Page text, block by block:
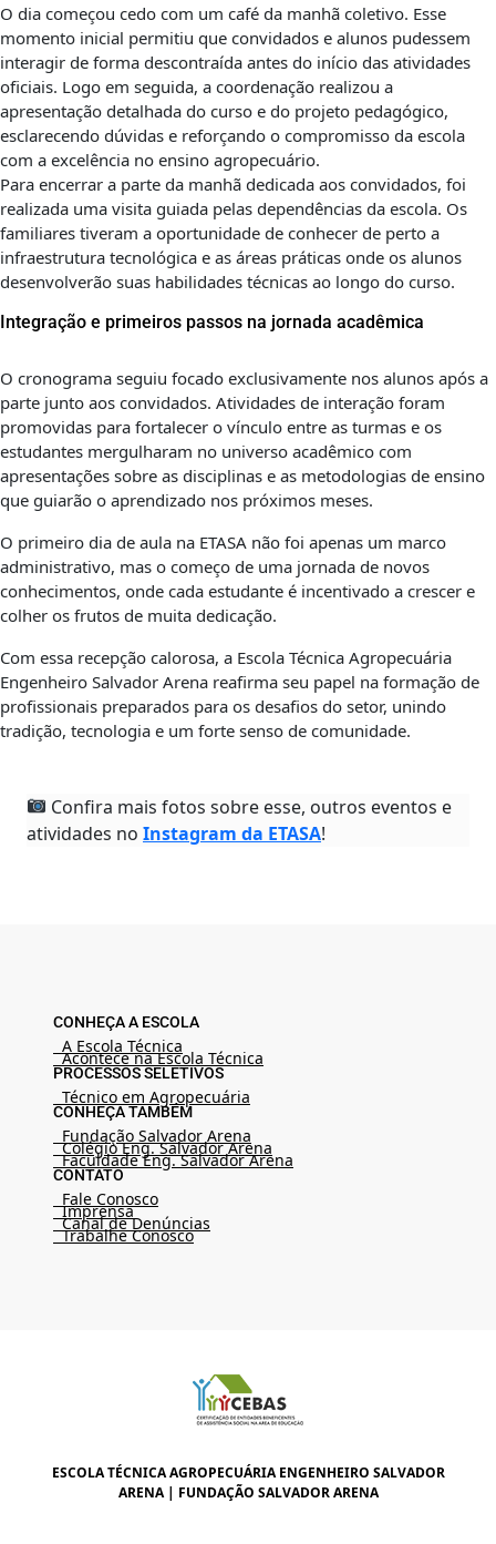
O dia começou cedo com um café da manhã coletivo. Esse
momento inicial permitiu que convidados e alunos pudessem
interagir de forma descontraída antes do início das atividades
oficiais. Logo em seguida, a coordenação realizou a
apresentação detalhada do curso e do projeto pedagógico,
esclarecendo dúvidas e reforçando o compromisso da escola
com a excelência no ensino agropecuário.
Para encerrar a parte da manhã dedicada aos convidados, foi
realizada uma visita guiada pelas dependências da escola. Os
familiares tiveram a oportunidade de conhecer de perto a
infraestrutura tecnológica e as áreas práticas onde os alunos
desenvolverão suas habilidades técnicas ao longo do curso.
Integração e primeiros passos na jornada acadêmica
O cronograma seguiu focado exclusivamente nos alunos após a
parte junto aos convidados. Atividades de interação foram
promovidas para fortalecer o vínculo entre as turmas e os
estudantes mergulharam no universo acadêmico com
apresentações sobre as disciplinas e as metodologias de ensino
que guiarão o aprendizado nos próximos meses.
O primeiro dia de aula na ETASA não foi apenas um marco
administrativo, mas o começo de uma jornada de novos
conhecimentos, onde cada estudante é incentivado a crescer e
colher os frutos de muita dedicação.
Com essa recepção calorosa, a Escola Técnica Agropecuária
Engenheiro Salvador Arena reafirma seu papel na formação de
profissionais preparados para os desafios do setor, unindo
tradição, tecnologia e um forte senso de comunidade.
Confira mais fotos sobre esse, outros eventos e
atividades no Instagram da ETASA!
CONHEÇA A ESCOLA
A Escola Técnica
Acontece na Escola Técnica
PROCESSOS SELETIVOS
Técnico em Agropecuária
CONHEÇA TAMBÉM
Fundação Salvador Arena
Colégio Eng. Salvador Arena
Faculdade Eng. Salvador Arena
CONTATO
Fale Conosco
Imprensa
Canal de Denúncias
Trabalhe Conosco
ESCOLA TÉCNICA AGROPECUÁRIA ENGENHEIRO SALVADOR
ARENA | FUNDAÇÃO SALVADOR ARENA